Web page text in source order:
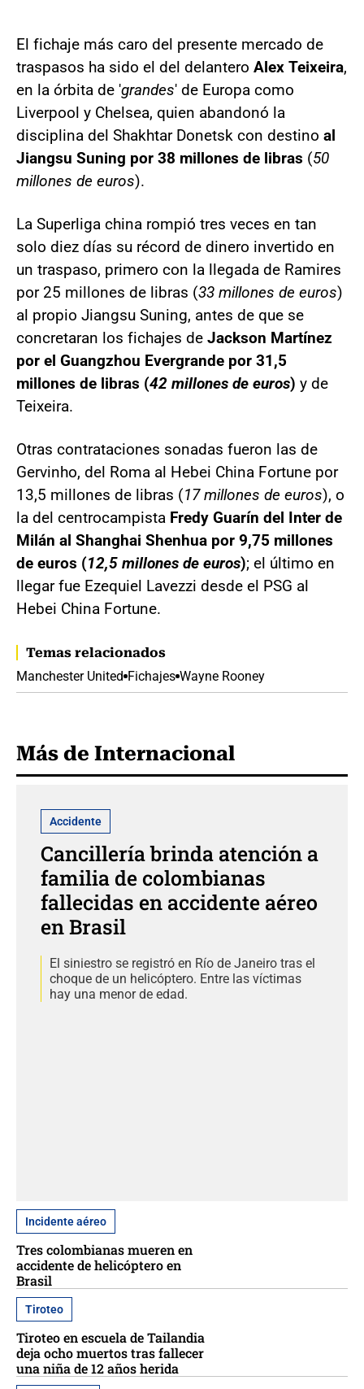
El fichaje más caro del presente mercado de
traspasos ha sido el del delantero Alex Teixeira,
en la órbita de 'grandes' de Europa como
Liverpool y Chelsea, quien abandonó la
disciplina del Shakhtar Donetsk con destino al
Jiangsu Suning por 38 millones de libras (50
millones de euros).
La Superliga china rompió tres veces en tan
solo diez días su récord de dinero invertido en
un traspaso, primero con la llegada de Ramires
por 25 millones de libras (33 millones de euros)
al propio Jiangsu Suning, antes de que se
concretaran los fichajes de Jackson Martínez
por el Guangzhou Evergrande por 31,5
millones de libras (42 millones de euros) y de
Teixeira.
Otras contrataciones sonadas fueron las de
Gervinho, del Roma al Hebei China Fortune por
13,5 millones de libras (17 millones de euros), o
la del centrocampista Fredy Guarín del Inter de
Milán al Shanghai Shenhua por 9,75 millones
de euros (12,5 millones de euros); el último en
llegar fue Ezequiel Lavezzi desde el PSG al
Hebei China Fortune.
Temas relacionados
Manchester United Fichajes Wayne Rooney
Más de Internacional
Accidente
Cancillería brinda atención a
familia de colombianas
fallecidas en accidente aéreo
en Brasil
El siniestro se registró en Río de Janeiro tras el
choque de un helicóptero. Entre las víctimas
hay una menor de edad.
Incidente aéreo
Tres colombianas mueren en
accidente de helicóptero en
Brasil
Tiroteo
Tiroteo en escuela de Tailandia
deja ocho muertos tras fallecer
una niña de 12 años herida